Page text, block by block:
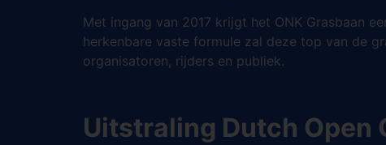
Met ingang van 2017 krijgt het ONK Grasbaan
herkenbare vaste formule zal deze top van de
organisatoren, rijders en publiek.
Uitstraling Dutch Open